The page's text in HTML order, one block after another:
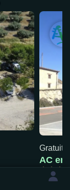
Gratuita
AC en